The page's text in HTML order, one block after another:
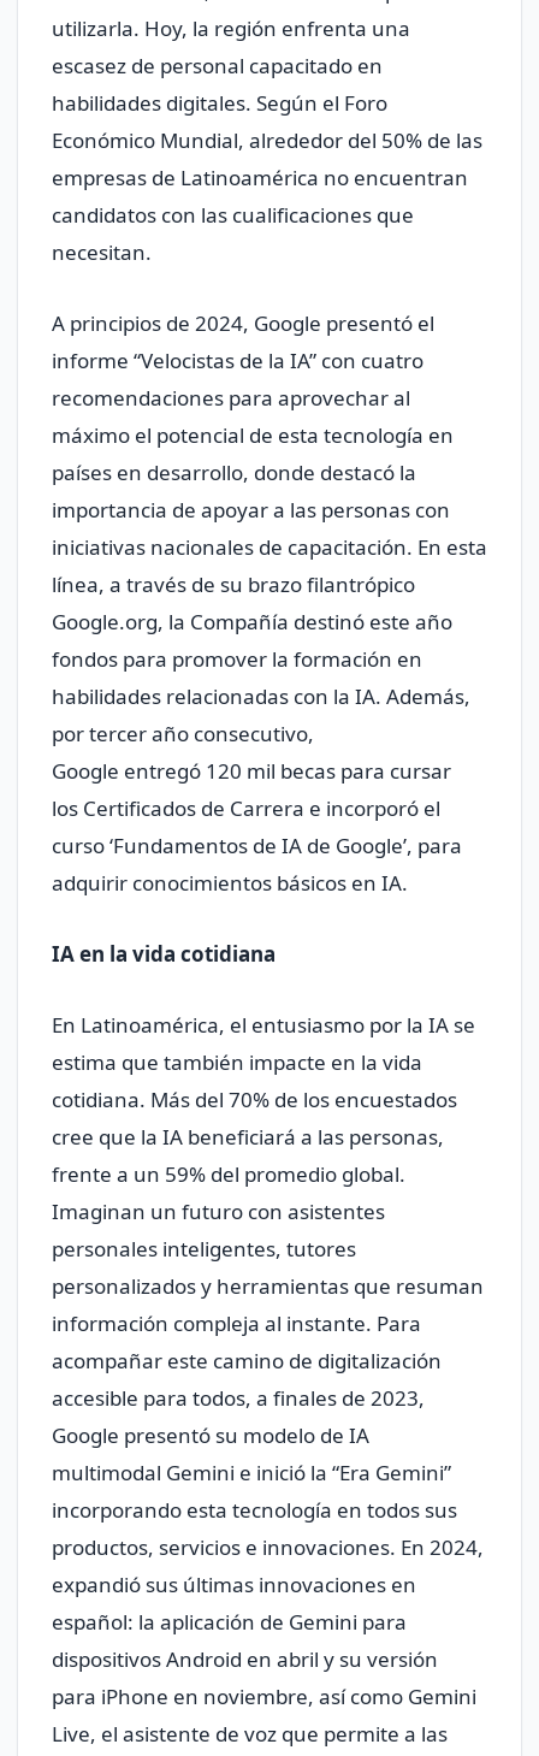
utilizarla. Hoy, la región enfrenta una
escasez de personal capacitado en
habilidades digitales. Según el Foro
Económico Mundial, alrededor del 50% de las
empresas de Latinoamérica no encuentran
candidatos con las cualificaciones que
necesitan.
A principios de 2024, Google presentó el
informe “Velocistas de la IA” con cuatro
recomendaciones para aprovechar al
máximo el potencial de esta tecnología en
países en desarrollo, donde destacó la
importancia de apoyar a las personas con
iniciativas nacionales de capacitación. En esta
línea, a través de su brazo filantrópico
Google.org, la Compañía destinó este año
fondos para promover la formación en
habilidades relacionadas con la IA. Además,
por tercer año consecutivo,
Google entregó 120 mil becas para cursar
los Certificados de Carrera e incorporó el
curso ‘Fundamentos de IA de Google’, para
adquirir conocimientos básicos en IA.
IA en la vida cotidiana
En Latinoamérica, el entusiasmo por la IA se
estima que también impacte en la vida
cotidiana. Más del 70% de los encuestados
cree que la IA beneficiará a las personas,
frente a un 59% del promedio global.
Imaginan un futuro con asistentes
personales inteligentes, tutores
personalizados y herramientas que resuman
información compleja al instante. Para
acompañar este camino de digitalización
accesible para todos, a finales de 2023,
Google presentó su modelo de IA
multimodal Gemini e inició la “Era Gemini”
incorporando esta tecnología en todos sus
productos, servicios e innovaciones. En 2024,
expandió sus últimas innovaciones en
español: la aplicación de Gemini para
dispositivos Android en abril y su versión
para iPhone en noviembre, así como Gemini
Live, el asistente de voz que permite a las